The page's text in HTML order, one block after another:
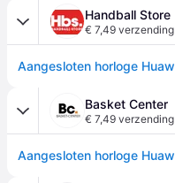
Handball Store
€ 7,49 verzending
Basket Center
€ 7,49 verzending